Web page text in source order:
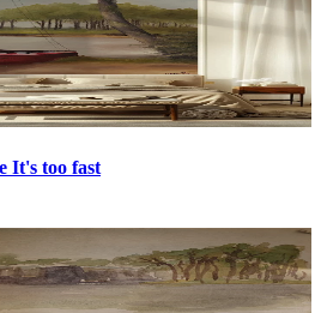
It's too fast